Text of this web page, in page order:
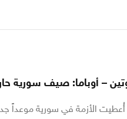
– أوباما: صيف سورية
الأزمة في سورية موعداً